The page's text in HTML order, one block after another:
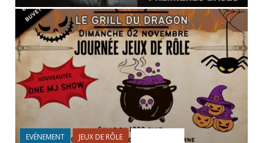
EVÉNEMENT JEUX DE RÔLE